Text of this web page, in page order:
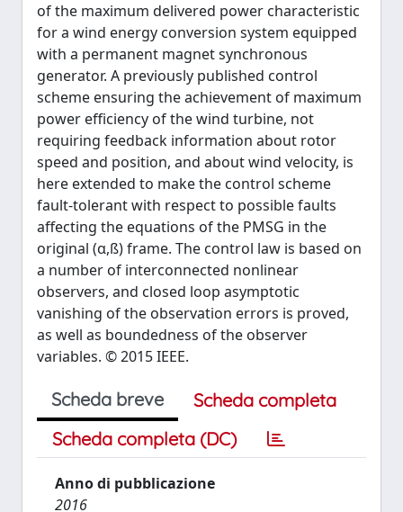
of the maximum delivered power characteristic
for a wind energy conversion system equipped
with a permanent magnet synchronous
generator. A previously published control
scheme ensuring the achievement of maximum
power efficiency of the wind turbine, not
requiring feedback information about rotor
speed and position, and about wind velocity, is
here extended to make the control scheme
fault-tolerant with respect to possible faults
affecting the equations of the PMSG in the
original (α,ß) frame. The control law is based on
a number of interconnected nonlinear
observers, and closed loop asymptotic
vanishing of the observation errors is proved,
as well as boundedness of the observer
variables. © 2015 IEEE.
Scheda breve
Scheda completa
Scheda completa (DC)
Anno di pubblicazione
2016